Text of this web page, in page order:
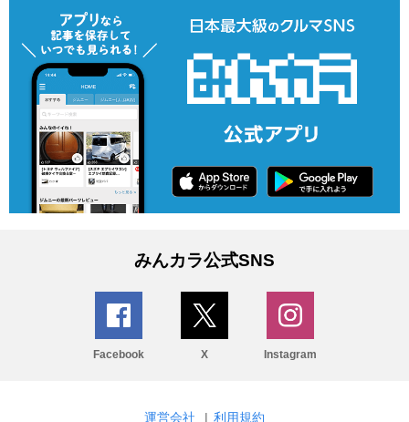
みんカラ公式SNS
Facebook X Instagram
運営会社 | 利用規約